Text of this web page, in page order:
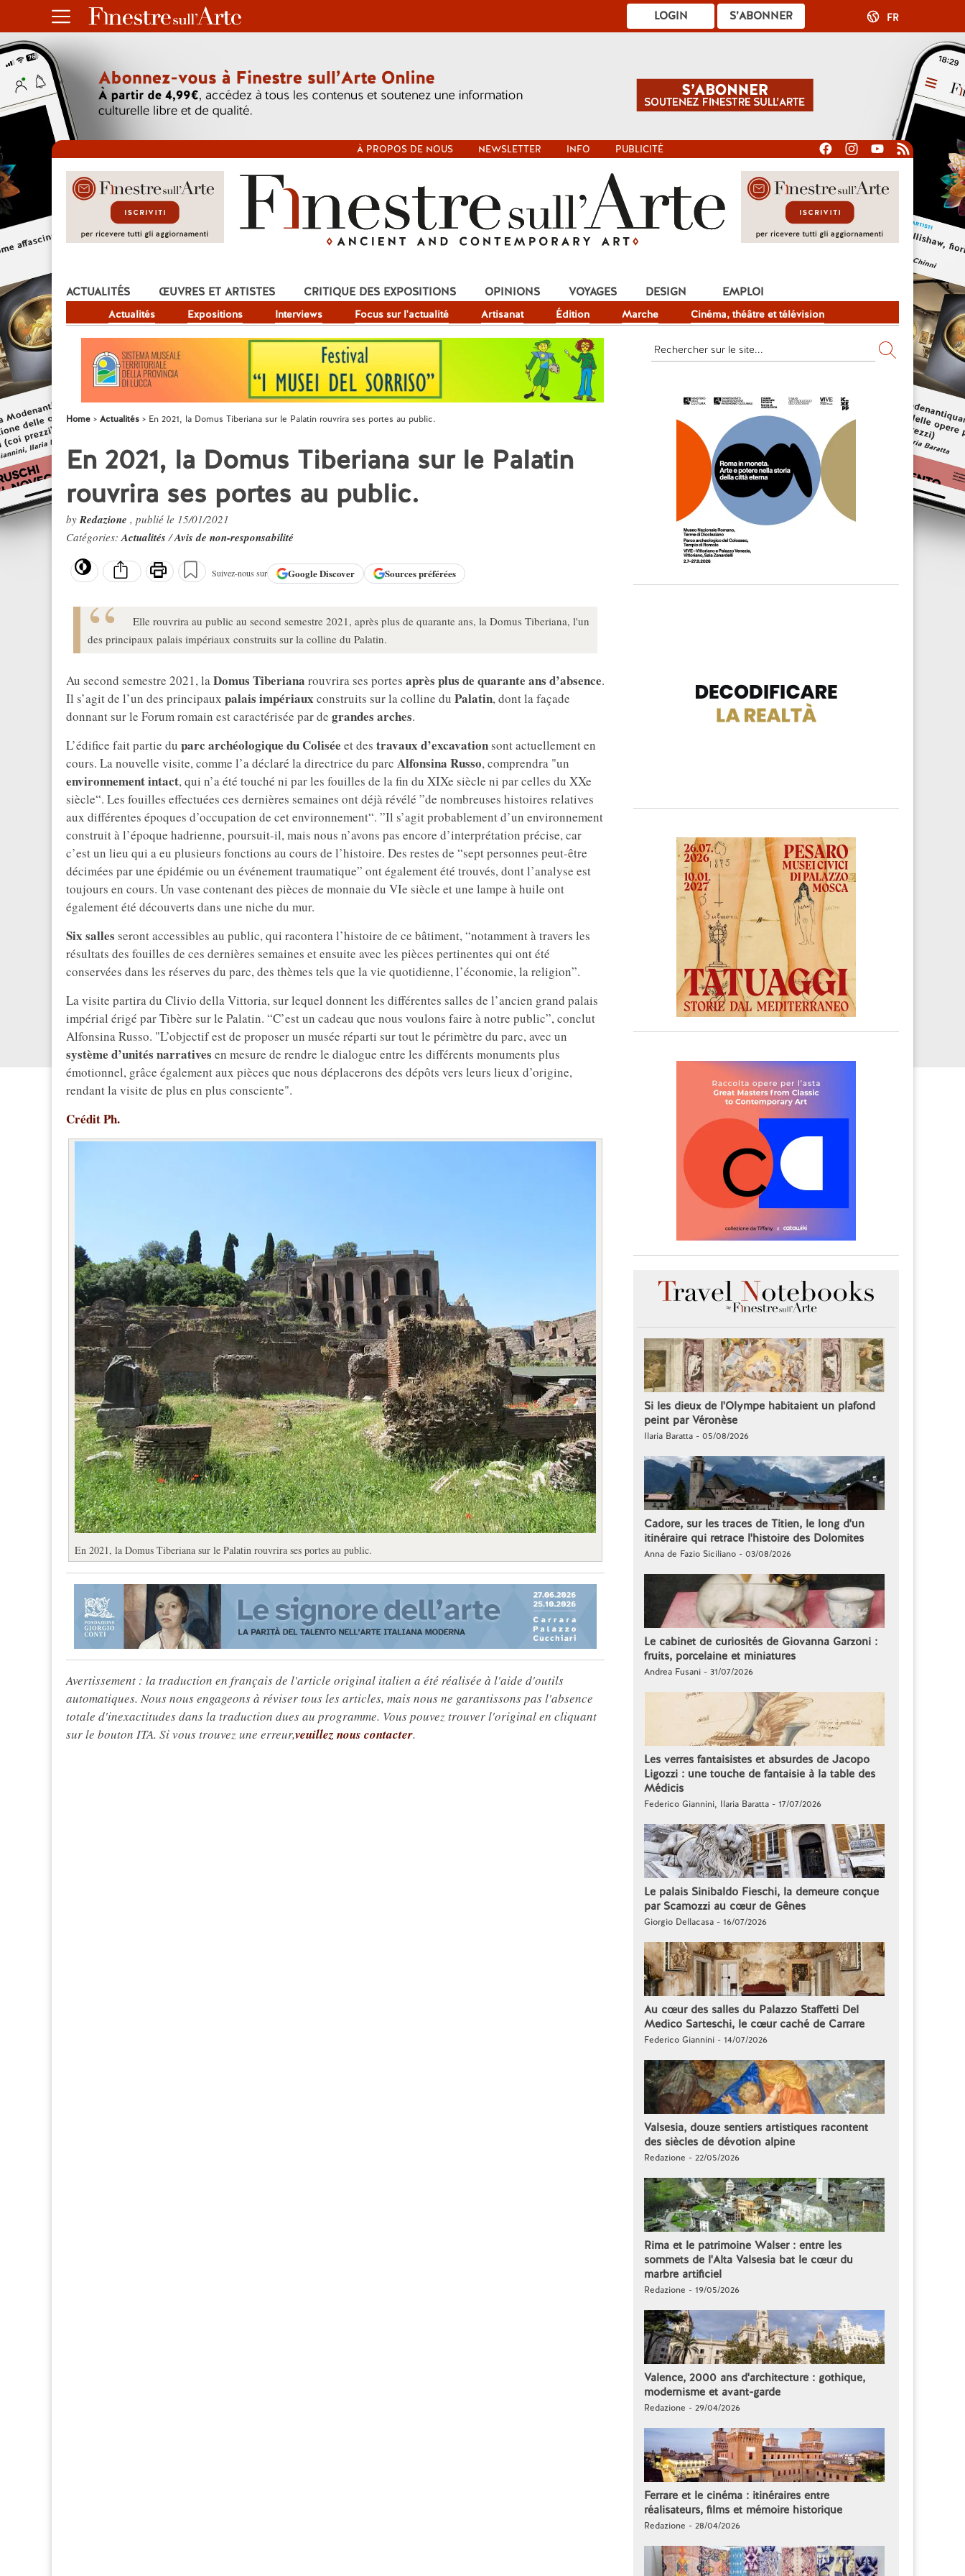
S’ABONNER
LOGIN FR
À PROPOS DE NOUS NEWSLETTER INFO PUBLICITÉ
ACTUALITÉS
Actualités Expositions Interviews Focus sur l'actualité Artisanat Édition Marche Cinéma, théâtre et télévision
ŒUVRES ET ARTISTES CRITIQUE DES EXPOSITIONS OPINIONS VOYAGES DESIGN EMPLOI
Home Actualités En 2021, la Domus Tiberiana sur le Palatin rouvrira ses portes au public.
En 2021, la Domus Tiberiana sur le Palatin
rouvrira ses portes au public.
byRedazione , publié le 15/01/2021
Catégories:Actualités/Avis de non-responsabilité
Suivez-nous sur GoogleDiscover Sources préférées
Elle rouvrira au public au second semestre 2021, après plus de quarante ans, la Domus Tiberiana, l'un
des principaux palais impériaux construits sur la colline du Palatin.
Au second semestre 2021, laDomus Tiberiana rouvrira ses portes après plus de quarante ans d’absence.
Il s’agit de l’un des principaux palais impériaux construits sur la colline du Palatin, dont la façade
donnant sur le Forum romain est caractérisée par de grandes arches.
L’édifice fait partie du parc archéologique du Colisée et des travaux d’excavation sont actuellement en
cours. La nouvelle visite, comme l’a déclaré la directrice du parc Alfonsina Russo, comprendra "un
environnement intact, qui n’a été touché ni par les fouilles de la fin du XIXe siècle ni par celles du XXe
siècle“. Les fouilles effectuées ces dernières semaines ont déjà révélé ”de nombreuses histoires relatives
aux différentes époques d’occupation de cet environnement“. ”Il s’agit probablement d’un environnement
construit à l’époque hadrienne, poursuit-il, mais nous n’avons pas encore d’interprétation précise, car
c’est un lieu qui a eu plusieurs fonctions au cours de l’histoire. Des restes de “sept personnes peut-être
décimées par une épidémie ou un événement traumatique” ont également été trouvés, dont l’analyse est
toujours en cours. Un vase contenant des pièces de monnaie du VIe siècle et une lampe à huile ont
également été découverts dans une niche du mur.
Six salles seront accessibles au public, qui racontera l’histoire de ce bâtiment, “notamment à travers les
résultats des fouilles de ces dernières semaines et ensuite avec les pièces pertinentes qui ont été
conservées dans les réserves du parc, des thèmes tels que la vie quotidienne, l’économie, la religion”.
La visite partira du Clivio della Vittoria, sur lequel donnent les différentes salles de l’ancien grand palais
impérial érigé par Tibère sur le Palatin. “C’est un cadeau que nous voulons faire à notre public”, conclut
Alfonsina Russo. "L’objectif est de proposer un musée réparti sur tout le périmètre du parc, avec un
système d’unités narratives en mesure de rendre le dialogue entre les différents monuments plus
émotionnel, grâce également aux pièces que nous déplacerons des dépôts vers leurs lieux d’origine,
rendant la visite de plus en plus consciente".
Crédit Ph.
En 2021, la Domus Tiberiana sur le Palatin rouvrira ses portes au public.
Avertissement : la traduction en français de l'article original italien a été réalisée à l'aide d'outils
automatiques. Nous nous engageons à réviser tous les articles, mais nous ne garantissons pas l'absence
totale d'inexactitudes dans la traduction dues au programme. Vous pouvez trouver l'original en cliquant
sur le bouton ITA. Si vous trouvez une erreur,veuillez nous contacter.
Si les dieux de l'Olympe habitaient un plafond
peint par Véronèse
Ilaria Baratta - 05/08/2026
Cadore, sur les traces de Titien, le long d'un
itinéraire qui retrace l'histoire des Dolomites
Anna de Fazio Siciliano - 03/08/2026
Le cabinet de curiosités de Giovanna Garzoni :
fruits, porcelaine et miniatures
Andrea Fusani - 31/07/2026
Les verres fantaisistes et absurdes de Jacopo
Ligozzi : une touche de fantaisie à la table des
Médicis
Federico Giannini, Ilaria Baratta - 17/07/2026
Le palais Sinibaldo Fieschi, la demeure conçue
par Scamozzi au cœur de Gênes
Giorgio Dellacasa - 16/07/2026
Au cœur des salles du Palazzo Staffetti Del
Medico Sarteschi, le cœur caché de Carrare
Federico Giannini - 14/07/2026
Valsesia, douze sentiers artistiques racontent
des siècles de dévotion alpine
Redazione - 22/05/2026
Rima et le patrimoine Walser : entre les
sommets de l'Alta Valsesia bat le cœur du
marbre artificiel
Redazione - 19/05/2026
Valence, 2000 ans d'architecture : gothique,
modernisme et avant-garde
Redazione - 29/04/2026
Ferrare et le cinéma : itinéraires entre
réalisateurs, films et mémoire historique
Redazione - 28/04/2026